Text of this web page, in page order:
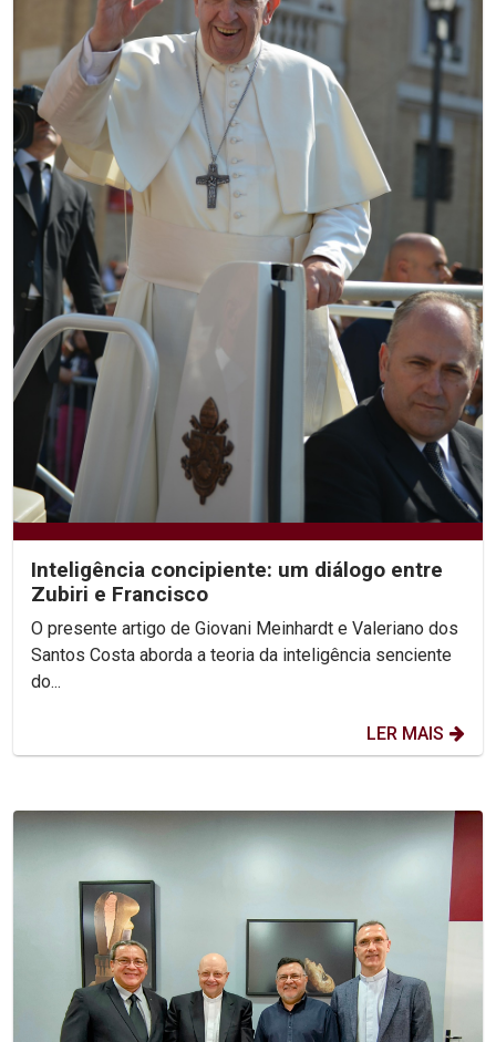
Inteligência concipiente: um diálogo entre
Zubiri e Francisco
O presente artigo de Giovani Meinhardt e Valeriano dos
Santos Costa aborda a teoria da inteligência senciente
do...
LER MAIS